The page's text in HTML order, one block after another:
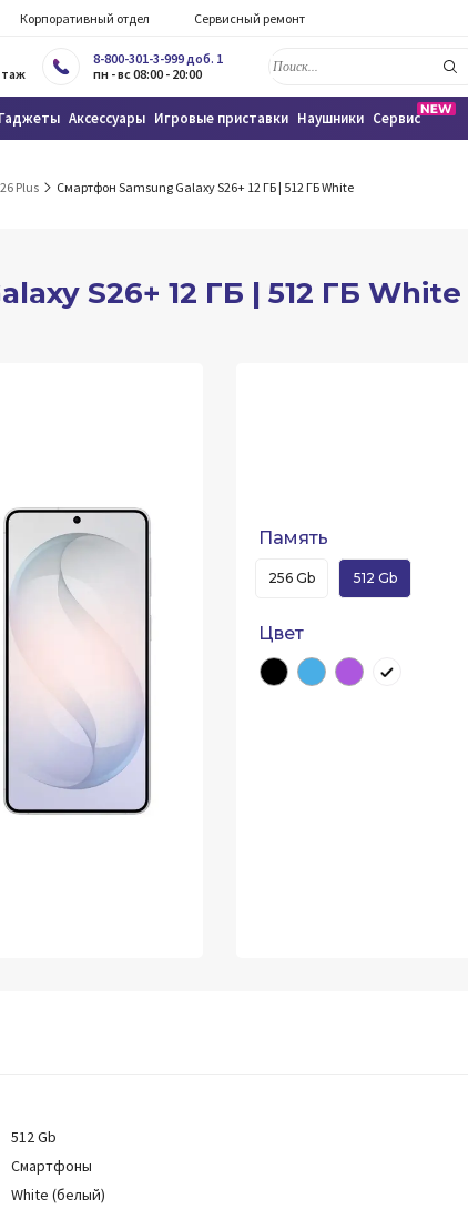
Корпоративный отдел Сервисный ремонт
8-800-301-3-999 доб. 1
пн - вс 08:00 - 20:00
Гаджеты Аксессуары Игровые приставки Наушники Сервис
Plus Смартфон Samsung Galaxy S26+ 12 ГБ | 512 ГБ White
S26+ 12 ГБ | 512 ГБ White
Память
256 Gb 512 Gb
Цвет
512 Gb
Смартфоны
White (белый)